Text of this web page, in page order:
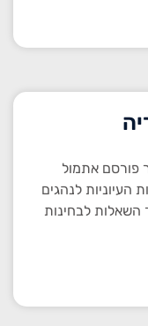
המדינה לשנת 2009 אשר פורסם אתמול
העיוניות לנהגים
חודש מאגר השאלות לבחינות